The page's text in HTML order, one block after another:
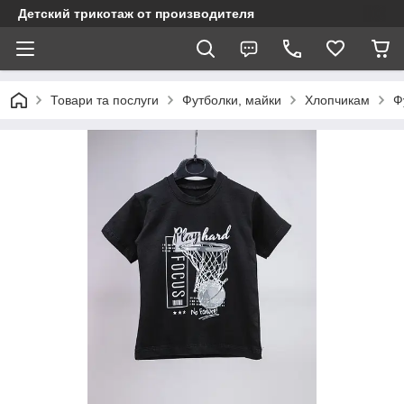
Детский трикотаж от производителя
Товари та послуги Футболки, майки Хлопчикам